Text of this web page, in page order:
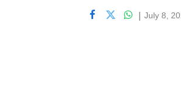
July 8,
|